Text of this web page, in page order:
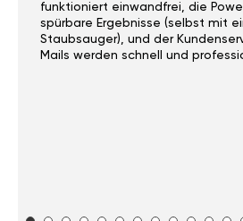
funktioniert einwandfrei, die
spürbare Ergebnisse (selbst mit
Staubsauger), und der
Mails werden schnell und